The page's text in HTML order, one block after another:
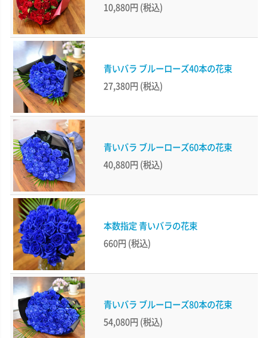
10,880円 (税込)
青いバラ ブルーローズ40本の花束
27,380円 (税込)
青いバラ ブルーローズ60本の花束
40,880円 (税込)
本数指定 青いバラの花束
660円 (税込)
青いバラ ブルーローズ80本の花束
54,080円 (税込)